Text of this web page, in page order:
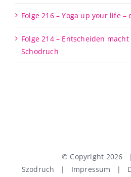
Folge 216 – Yoga up your life
Folge 214 – Entscheiden
Schodruch
© Copyright 2026
Szodruch | Impressum |